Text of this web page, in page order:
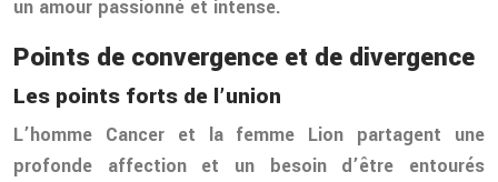
un amour passionné et intense.
Points de convergence et de divergence
Les points forts de l’union
L’homme Cancer et la femme Lion partagent une
profonde affection et un besoin d’être entourés